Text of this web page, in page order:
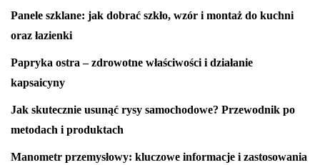
Panele szklane: jak dobrać szkło, wzór i montaż do kuchni
oraz łazienki
Papryka ostra – zdrowotne właściwości i działanie
kapsaicyny
Jak skutecznie usunąć rysy samochodowe? Przewodnik po
metodach i produktach
Manometr przemysłowy: kluczowe informacje i zastosowania